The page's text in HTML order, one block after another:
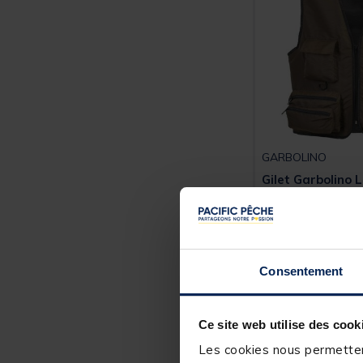
Consentement
Ce site web utilise des
Les cookies nous
GARBOLINO
Gilet Garbolino
34,99 €
Expédition sous